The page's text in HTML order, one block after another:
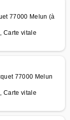
77000 Melun (à
Carte vitale
77000 Melun
Carte vitale